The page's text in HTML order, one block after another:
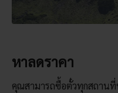
หาลดราคา
คุณสามารถซื้อตั๋วทุกสถาน